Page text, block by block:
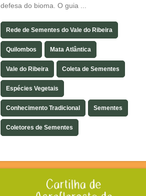
defesa do bioma. O guia ...
Rede de Sementes do Vale do Ribeira
Quilombos Mata Atlântica
Vale do Ribeira Coleta de Sementes
Espécies Vegetais
Conhecimento Tradicional Sementes
Coletores de Sementes